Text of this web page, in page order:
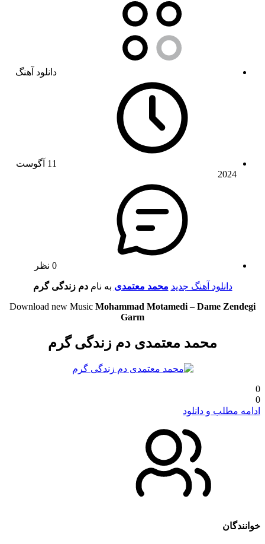
دانلود آهنگ
11 آگوست
2024
دانلود آهنگ جدید محمد معتمدی به نامدم زندگی گرم
Download new Music Mohammad Motamedi – Dame Zendegi
Garm
محمد معتمدی دم زندگی گرم
0
0
ادامه مطلب و دانلود
خوانندگان